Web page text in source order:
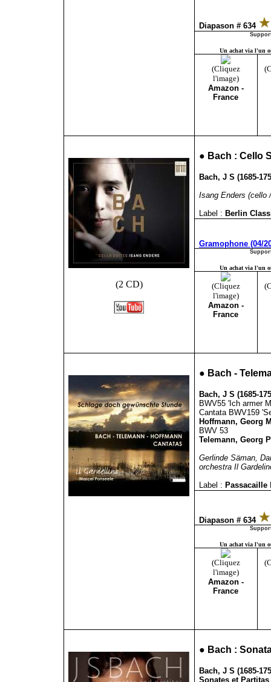
Diapason # 634
Un achat via l'un
(Cliquez
l'image)
Amazon -
France
(2 CD)
● Bach : Cello
Bach, J S (1685-
Isang Enders (cello
Label : Berlin
Gramophone (04/
Un achat via l'un
(Cliquez
l'image)
Amazon -
France
● Bach -
Bach, J S (1685-
BWV55 'Ich armer
Cantata BWV159
Hoffmann, Georg
BWV 53
Telemann, Georg
Gerlinde Säman,
orchestra Il
Label : Passacaille
Diapason # 634
Un achat via l'un
(Cliquez
l'image)
Amazon -
France
● Bach :
Bach, J S (1685-
Sonates et